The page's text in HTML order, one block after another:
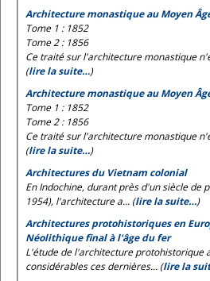
Architecture monastique au Moyen
Tome 1 : 1852
Tome 2 : 1856
Ce traité sur l'architecture monastique
(lire la suite…)
Architecture monastique au Moyen
Tome 1 : 1852
Tome 2 : 1856
Ce traité sur l'architecture monastique
(lire la suite…)
Architectures du Vietnam colonial
En Indochine, durant près d'un siècle de
1954), l'architecture a... (lire la suite…)
Architectures protohistoriques en
Néolithique final à l'âge du fer
L'étude de l'architecture protohistorique
considérables ces dernières... (lire la